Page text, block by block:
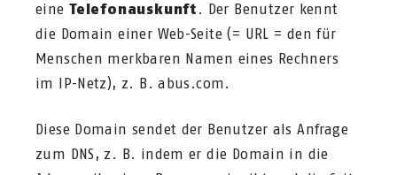
eine Telefonauskunft . Der Benutzer kennt
die Domain einer Web-Seite (= URL = den für
Menschen merkbaren Namen eines Rechners
im IP-Netz), z. B. abus.com.
Diese Domain sendet der Benutzer als Anfrage
zum DNS, z. B. indem er die Domain in die